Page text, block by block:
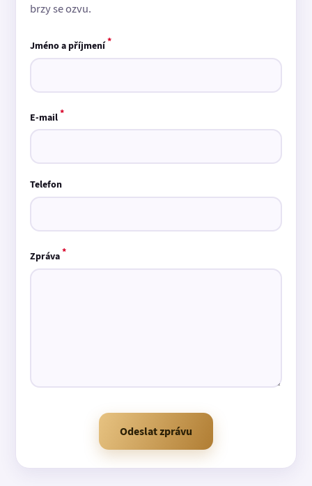
brzy se ozvu.
Jméno a příjmení*
E-mail*
Telefon
Zpráva*
Odeslat zprávu